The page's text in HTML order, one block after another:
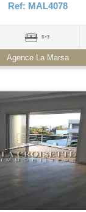
Ref: MAL4078
S+3
Agence La Marsa